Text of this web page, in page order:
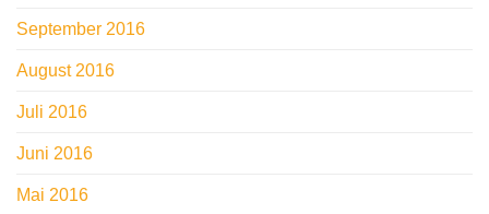
September 2016
August 2016
Juli 2016
Juni 2016
Mai 2016